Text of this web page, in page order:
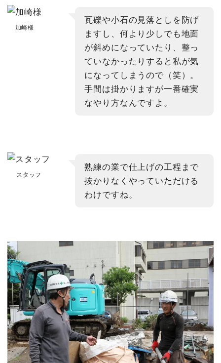
加崎様
瓦礫や小石の見落としを防げ
ますし、何より少しでも地面
が斜めになっていたり、整っ
ていなかったりすると私が気
になってしまうので（笑）。
手間は掛かりますが一番確実
なやり方なんですよ。
スタッフ
熟練の業で仕上げの工程まで
抜かりなくやっていただける
わけですね。